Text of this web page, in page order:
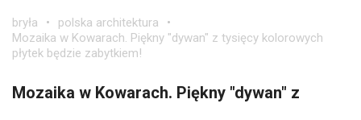
bryła
polska architektura
Mozaika w Kowarach. Piękny "dywan" z tysięcy kolorowych
płytek będzie zabytkiem!
Mozaika w Kowarach. Piękny "dywan" z